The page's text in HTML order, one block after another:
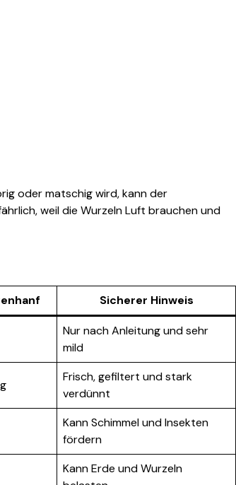
oder matschig wird, kann der
weil die Wurzeln Luft brauchen und
Sicherer Hinweis
Nur nach Anleitung und sehr
mild
Frisch, gefiltert und stark
verdünnt
Kann Schimmel und Insekten
fördern
Kann Erde und Wurzeln